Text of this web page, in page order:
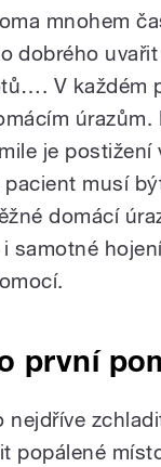
mnohem
dobrého
V každém
úrazům.
je
musí
domácí
samotné
první
popálené